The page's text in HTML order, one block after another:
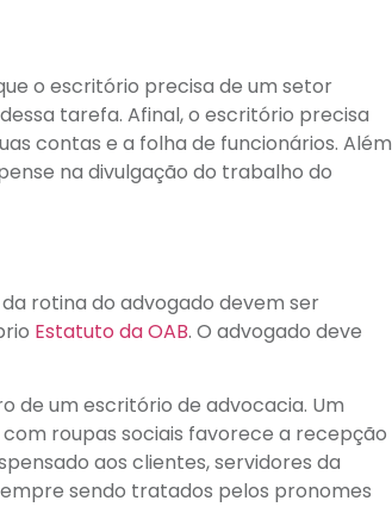
o escritório precisa de um setor
tarefa. Afinal, o escritório precisa
contas e a folha de funcionários. Além
na divulgação do trabalho do
rotina do advogado devem ser
Estatuto da OAB. O advogado deve
de um escritório de advocacia. Um
roupas sociais favorece a recepção
aos clientes, servidores da
sendo tratados pelos pronomes